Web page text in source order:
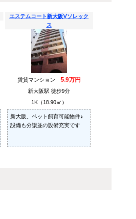
エステムコート新大阪Ⅴソレック
ス
賃貸マンション 5.9万円
新大阪駅 徒歩9分
1K（18.90㎡）
新大阪、ペット飼育可能物件♪
設備も分譲並の設備充実です